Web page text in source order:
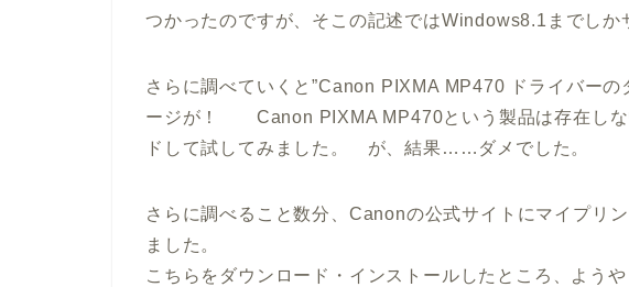
つかったのですが、そこの記述ではWindows8.1までしか
さらに調べていくと”Canon PIXMA MP470 ドライバーの
ージが！ Canon PIXMA MP470という製品は存在しな
ドして試してみました。 が、結果……ダメでした。
さらに調べること数分、Canonの公式サイトにマイプリ
ました。
こちらをダウンロード・インストールしたところ、よう